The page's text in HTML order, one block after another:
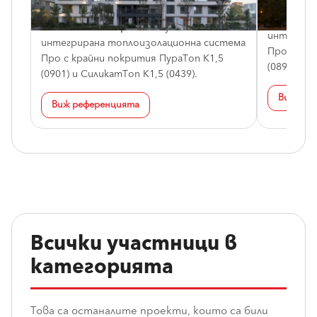
Година:2024
Система / материали:Баумит
интегрирана топлоизолационна система
Про с крайни покрития ПураТоп К1,5
(0901) и СиликатТоп К1,5 (0439).
Виж референцията
Система
Про и
(0893).
Виж
Всички участници в
категорията
Това са останалите проекти, които са били